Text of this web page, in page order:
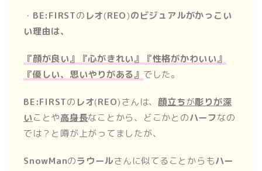
・ BE:FIRSTの レオ(REO)のビジュアルがかっこい
い理由は、
『顔が良い』『心がきれい』『性格がかわいい』
『優しい、思いやりがある』 でした。
BE:FIRSTの レオ(REO)さんは、顔立ちが彫りが深
いことや高身長なことから、どこかとのハーフなの
では？と噂が上がってましたが、
SnowManのラウールさんに似てることからもハー